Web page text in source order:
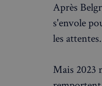
Après
s'envole
les attentes.
Mais 2023
Les cookies
la gestion des
_px3